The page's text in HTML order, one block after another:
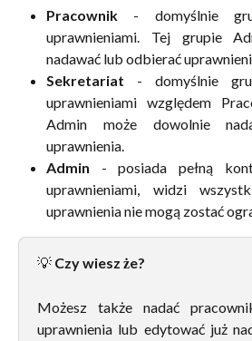
Pracownik - domyślnie
uprawnieniami. Tej grupie
nadawać lub odbierać
Sekretariat - domyślnie
uprawnieniami względem
Admin może dowolnie
uprawnienia.
Admin - posiada pełną
uprawnieniami, widzi
uprawnienia nie mogą zostać
💡 Czy wiesz że?
Możesz także nadać
uprawnienia lub edytować już